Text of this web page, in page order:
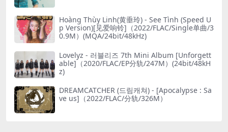
Hoàng Thùy Linh(黄垂玲) - See Tình (Speed U
p Version)[见爱响铃]（2022/FLAC/Single单曲/3
0.9M）(MQA/24bit/48kHz)
Lovelyz - 러블리즈 7th Mini Album [Unforgett
able]（2020/FLAC/EP分轨/247M）(24bit/48kH
z)
DREAMCATCHER (드림캐쳐) - [Apocalypse : Sa
ve us]（2022/FLAC/分轨/326M）